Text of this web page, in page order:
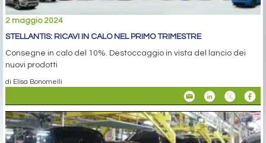
2 maggio 2024
STELLANTIS: RICAVI IN CALO NEL PRIMO TRIMESTRE
Consegne in calo del 10%. Destoccaggio in vista del lancio dei
nuovi prodotti
di Elisa Bonomelli